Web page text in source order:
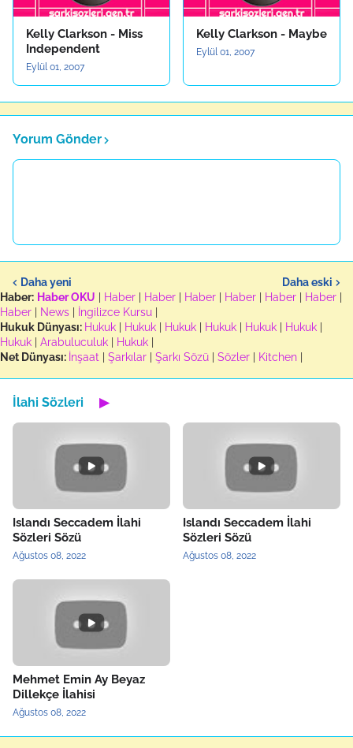
Kelly Clarkson - Miss
Independent
Eylül 01, 2007
Kelly Clarkson - Maybe
Eylül 01, 2007
Yorum Gönder
Daha yeni
Daha eski
Haber: Haber OKU Haber Haber Haber Haber Haber Haber
Haber
News İngilizce Kursu
Hukuk Dünyası: Hukuk Hukuk Hukuk Hukuk Hukuk Hukuk
Hukuk
Arabuluculuk Hukuk
Net Dünyası: İnşaat Şarkılar Şarkı Sözü Sözler Kitchen
İlahi Sözleri ▶
Islandı Seccadem İlahi
Sözleri Sözü
Ağustos 08, 2022
Islandı Seccadem İlahi
Sözleri Sözü
Ağustos 08, 2022
Mehmet Emin Ay Beyaz
Dillekçe İlahisi
Ağustos 08, 2022